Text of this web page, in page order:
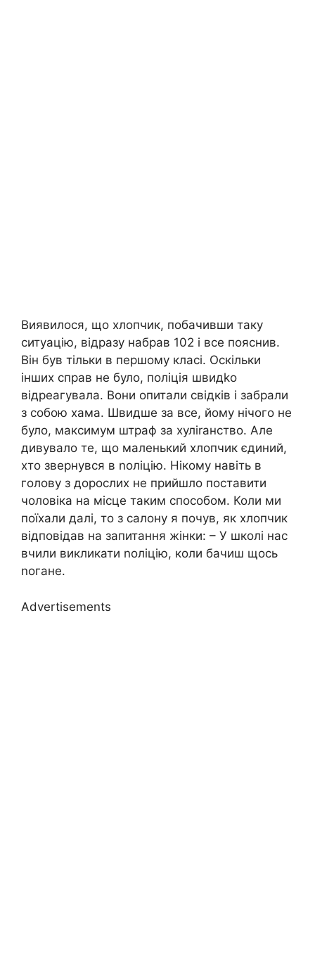
Виявилося, що хлопчик, побачивши таку
ситуацію, відразу набрав 102 і все пояснив.
Він був тільки в першому класі. Оскільки
інших справ не було, поліція швидkо
відреагувала. Вони опитали свідків і забрали
з собою хама. Швидше за все, йому нічого не
було, максимум штраф за хуліrанство. Але
дивувало те, що маленький хлопчик єдиний,
хто звернувся в nоліцію. Нікому навіть в
голову з дорослих не прийшло поставити
чоловіка на місце таким способом. Коли ми
поїхали далі, то з салону я почув, як хлопчик
відповідав на запитання жінки: – У школі нас
вчили викликати nоліцію, коли бачиш щось
nогане.
Advertisements